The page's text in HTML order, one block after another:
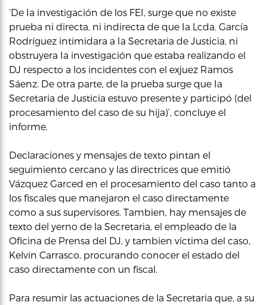
‘De Ia investigación de los FEI, surge que no existe
prueba ni directa, ni indirecta de que Ia Lcda. García
Rodríguez intimidara a Ia Secretaria de Justicia, ni
obstruyera Ia investigación que estaba realizando el
DJ respecto a los incidentes con el exjuez Ramos
Sáenz. De otra parte, de la prueba surge que Ia
Secretaria de Justicia estuvo presente y participó (del
procesamiento del caso de su hija)’, concluye el
informe.
Declaraciones y mensajes de texto pintan el
seguimiento cercano y las directrices que emitió
Vázquez Garced en el procesamiento del caso tanto a
los fiscales que manejaron el caso directamente
como a sus supervisores. Tambien, hay mensajes de
texto del yerno de la Secretaria, el empleado de la
Oficina de Prensa del DJ, y tambien víctima del caso,
Kelvin Carrasco, procurando conocer el estado del
caso directamente con un fiscal.
Para resumir las actuaciones de la Secretaria que, a su